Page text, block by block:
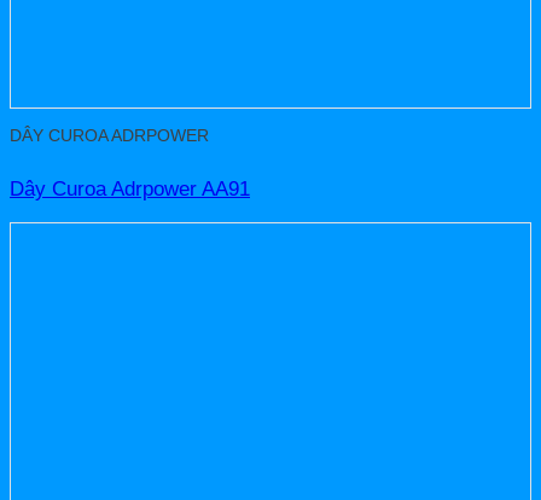
DÂY CUROA ADRPOWER
Dây Curoa Adrpower AA91